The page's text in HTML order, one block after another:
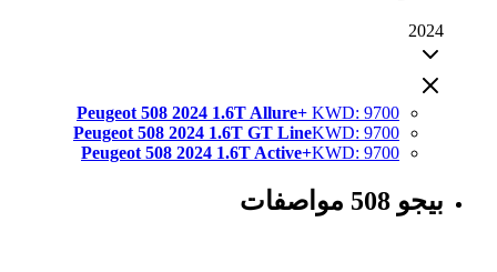
2024
Peugeot 508 2024 1.6T Allure+ KWD: 9700
Peugeot 508 2024 1.6T GT LineKWD: 9700
Peugeot 508 2024 1.6T Active+KWD: 9700
بيجو 508 مواصفات